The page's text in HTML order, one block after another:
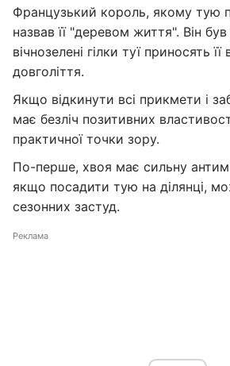
Французький король, якому тую
назвав її "деревом життя". Він
вічнозелені гілки туї приносять
довголіття.
Якщо відкинути всі прикмети і
має безліч позитивних
практичної точки зору.
По-перше, хвоя має сильну
якщо посадити тую на ділянці,
сезонних застуд.
Реклама